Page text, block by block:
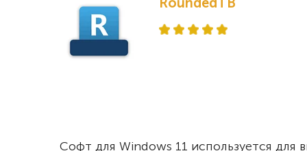
Софт для Windows 11 используется для